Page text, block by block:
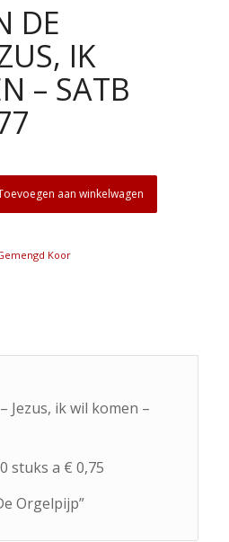
DE
IK
– SATB
aan winkelwagen
Koor
Jezus, ik wil komen –
stuks a € 0,75
Orgelpijp”